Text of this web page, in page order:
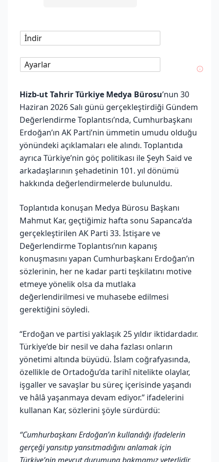
İndir
Ayarlar
Hizb-ut Tahrir Türkiye Medya Bürosu’nun 30
Haziran 2026 Salı günü gerçekleştirdiği Gündem
Değerlendirme Toplantısı’nda, Cumhurbaşkanı
Erdoğan’ın AK Parti’nin ümmetin umudu olduğu
yönündeki açıklamaları ele alındı. Toplantıda
ayrıca Türkiye’nin göç politikası ile Şeyh Said ve
arkadaşlarının şehadetinin 101. yıl dönümü
hakkında değerlendirmelerde bulunuldu.
Toplantıda konuşan Medya Bürosu Başkanı
Mahmut Kar, geçtiğimiz hafta sonu Sapanca’da
gerçekleştirilen AK Parti 33. İstişare ve
Değerlendirme Toplantısı’nın kapanış
konuşmasını yapan Cumhurbaşkanı Erdoğan’ın
sözlerinin, her ne kadar parti teşkilatını motive
etmeye yönelik olsa da mutlaka
değerlendirilmesi ve muhasebe edilmesi
gerektiğini söyledi.
“Erdoğan ve partisi yaklaşık 25 yıldır iktidardadır.
Türkiye’de bir nesil ve daha fazlası onların
yönetimi altında büyüdü. İslam coğrafyasında,
özellikle de Ortadoğu’da tarihî nitelikte olaylar,
işgaller ve savaşlar bu süreç içerisinde yaşandı
ve hâlâ yaşanmaya devam ediyor.” ifadelerini
kullanan Kar, sözlerini şöyle sürdürdü:
“Cumhurbaşkanı Erdoğan’ın kullandığı ifadelerin
gerçeği yansıtıp yansıtmadığını anlamak için